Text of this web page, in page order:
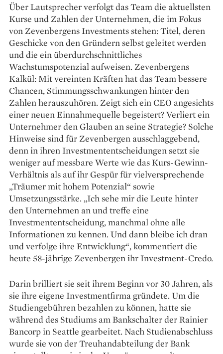
Über Lautsprecher verfolgt das Team die aktuellsten
Kurse und ­Zahlen der Unternehmen, die im ­Fokus
von Zevenbergens Investments stehen: Titel, deren
Geschicke von den Gründern selbst geleitet werden
und die ein überdurchschnittliches
Wachstumspotenzial aufweisen. Zevenbergens
Kalkül: Mit vereinten Kräften hat das Team bessere
Chancen, Stimmungsschwankungen hinter den
Zahlen herauszuhören. Zeigt sich ein CEO angesichts
einer neuen Einnahmequelle begeistert? Verliert ein
Unternehmer den Glauben an seine Strategie? Solche
Hinweise sind für Zevenbergen ausschlaggebend,
denn in ihren Investment­entscheidungen setzt sie
weniger auf messbare Werte wie das Kurs-Gewinn-
Verhältnis als auf ihr Gespür für vielversprechende
„Träumer mit hohem Potenzial“ sowie
Umsetzungsstärke. „Ich sehe mir die Leute hinter
den Unternehmen an und treffe eine
Investmententscheidung, manchmal ohne alle
Informationen zu kennen. Und dann bleibe ich dran
und verfolge ihre Entwicklung“, kommentiert die
heute 58-jährige Zevenbergen ihr Investment-Credo.
Darin brilliert sie seit ihrem Beginn vor 30 Jahren, als
sie ihre eigene Investmentfirma gründete. Um die
Studiengebühren bezahlen zu können, hatte sie
während des Studiums am Bankschalter der Rainier
Bancorp in Seattle gearbeitet. Nach Studienabschluss
wurde sie von der Treuhandabteilung der Bank